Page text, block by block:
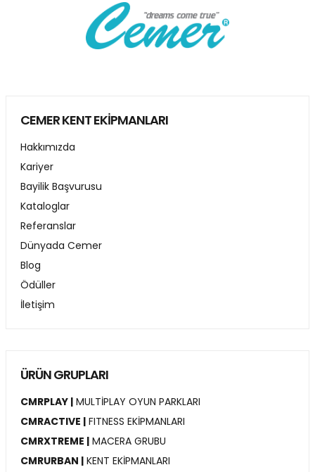
CEMER KENT EKİPMANLARI
Hakkımızda
Kariyer
Bayilik Başvurusu
Kataloglar
Referanslar
Dünyada Cemer
Blog
Ödüller
İletişim
ÜRÜN GRUPLARI
CMRPLAY | MULTİPLAY OYUN PARKLARI
CMRACTIVE | FITNESS EKİPMANLARI
CMRXTREME | MACERA GRUBU
CMRURBAN | KENT EKİPMANLARI